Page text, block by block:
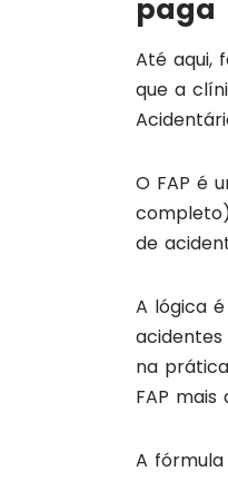
paga
Até aqui,
que a
O FAP é
de
A lógica
na
FAP
A